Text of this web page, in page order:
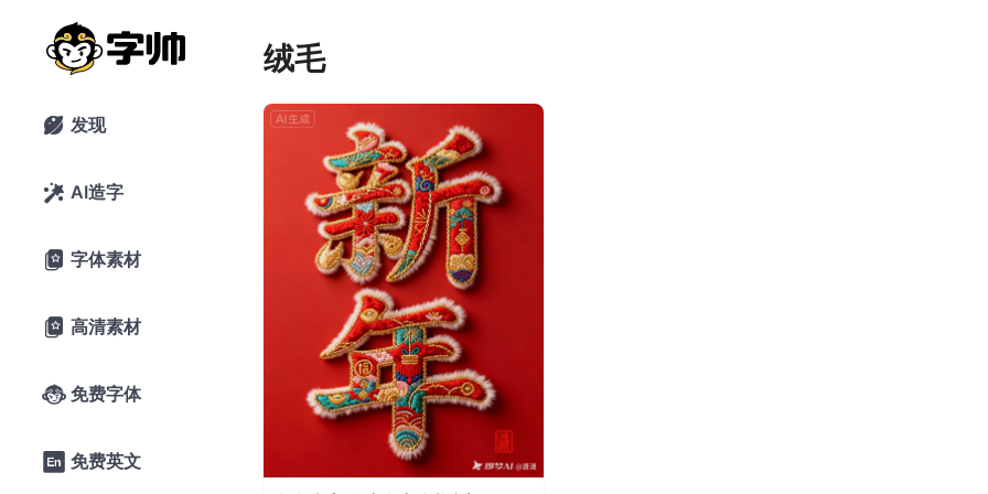
 发现
 AI造字
 字体素材
 高清素材
 免费字体
 免费英文
绒毛